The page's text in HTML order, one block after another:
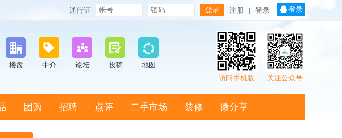
通行证 注册 登录 登录
楼盘 中介 论坛 投稿
地图
关注公众号
访问手机版
团购 招聘 点评 二手市场 装修 微分享